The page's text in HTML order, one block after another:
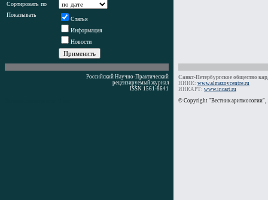
Сортировать по
Показывать
Статья
Информация
Новости
Российский Научно-Практический
рецензируемый журнал
ISSN 1561-8641
Санкт-Петербургское общество
НИИК: www.almazovcentre.ru
ИНКАРТ: www.incart.ru
© Copyright "Вестник аритмологии",